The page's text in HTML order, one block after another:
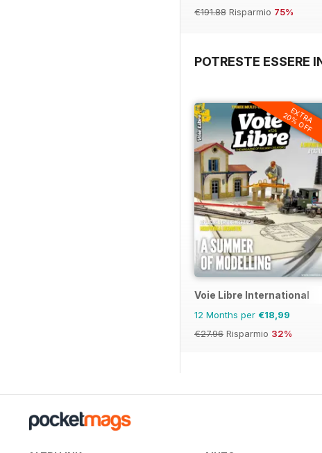
€191.88 Risparmio 75%
POTRESTE ESSERE
EXTRA
20% OFF
Voie Libre International
12 Months per €18,99
€27.96 Risparmio 32%